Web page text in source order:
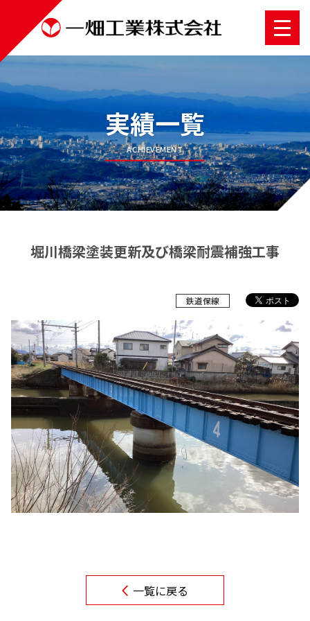
実績一覧
ACHIEVEMENT
堀川橋梁塗装更新及び橋梁耐震補強工事
鉄道保線
一覧に戻る